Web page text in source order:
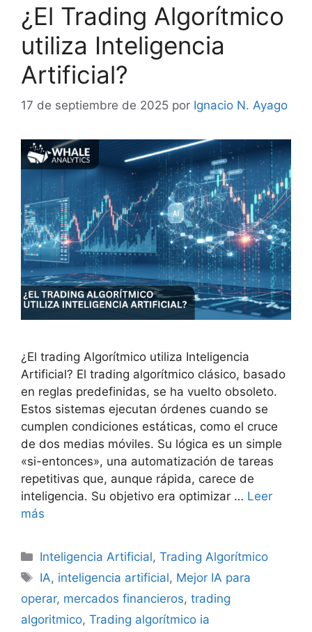
¿El Trading Algorítmico
utiliza Inteligencia
Artificial?
17 de septiembre de 2025 por Ignacio N. Ayago
¿El trading Algorítmico utiliza Inteligencia
Artificial? El trading algorítmico clásico, basado
en reglas predefinidas, se ha vuelto obsoleto.
Estos sistemas ejecutan órdenes cuando se
cumplen condiciones estáticas, como el cruce
de dos medias móviles. Su lógica es un simple
«si-entonces», una automatización de tareas
repetitivas que, aunque rápida, carece de
inteligencia. Su objetivo era optimizar … Leer
más
Categorías
Inteligencia Artificial,Trading Algorítmico
Etiquetas
IA, inteligencia artificial, Mejor IA para
operar, mercados financieros, trading
algoritmico, Trading algorítmico ia